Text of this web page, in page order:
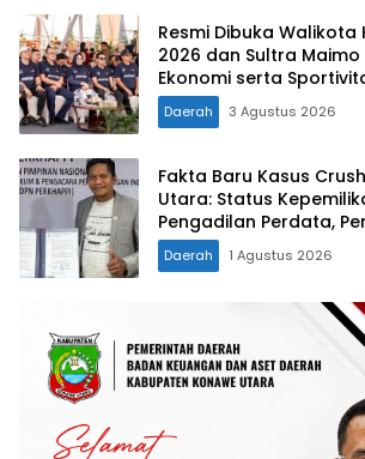
Resmi Dibuka Walikota
2026 dan Sultra
Ekonomi serta
Keuangan
Daerah 3 Agustus 2026
Fakta Baru Kasus
Utara: Status
Pengadilan Perdata,
Tersangka Dr.
Daerah 1 Agustus 2026